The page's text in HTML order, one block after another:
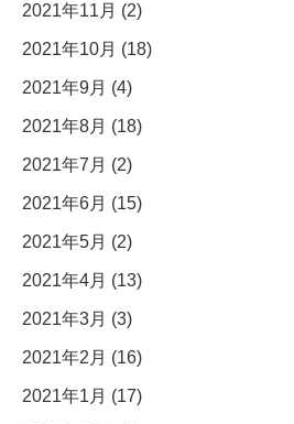
2021年11月 (2)
2021年10月 (18)
2021年9月 (4)
2021年8月 (18)
2021年7月 (2)
2021年6月 (15)
2021年5月 (2)
2021年4月 (13)
2021年3月 (3)
2021年2月 (16)
2021年1月 (17)